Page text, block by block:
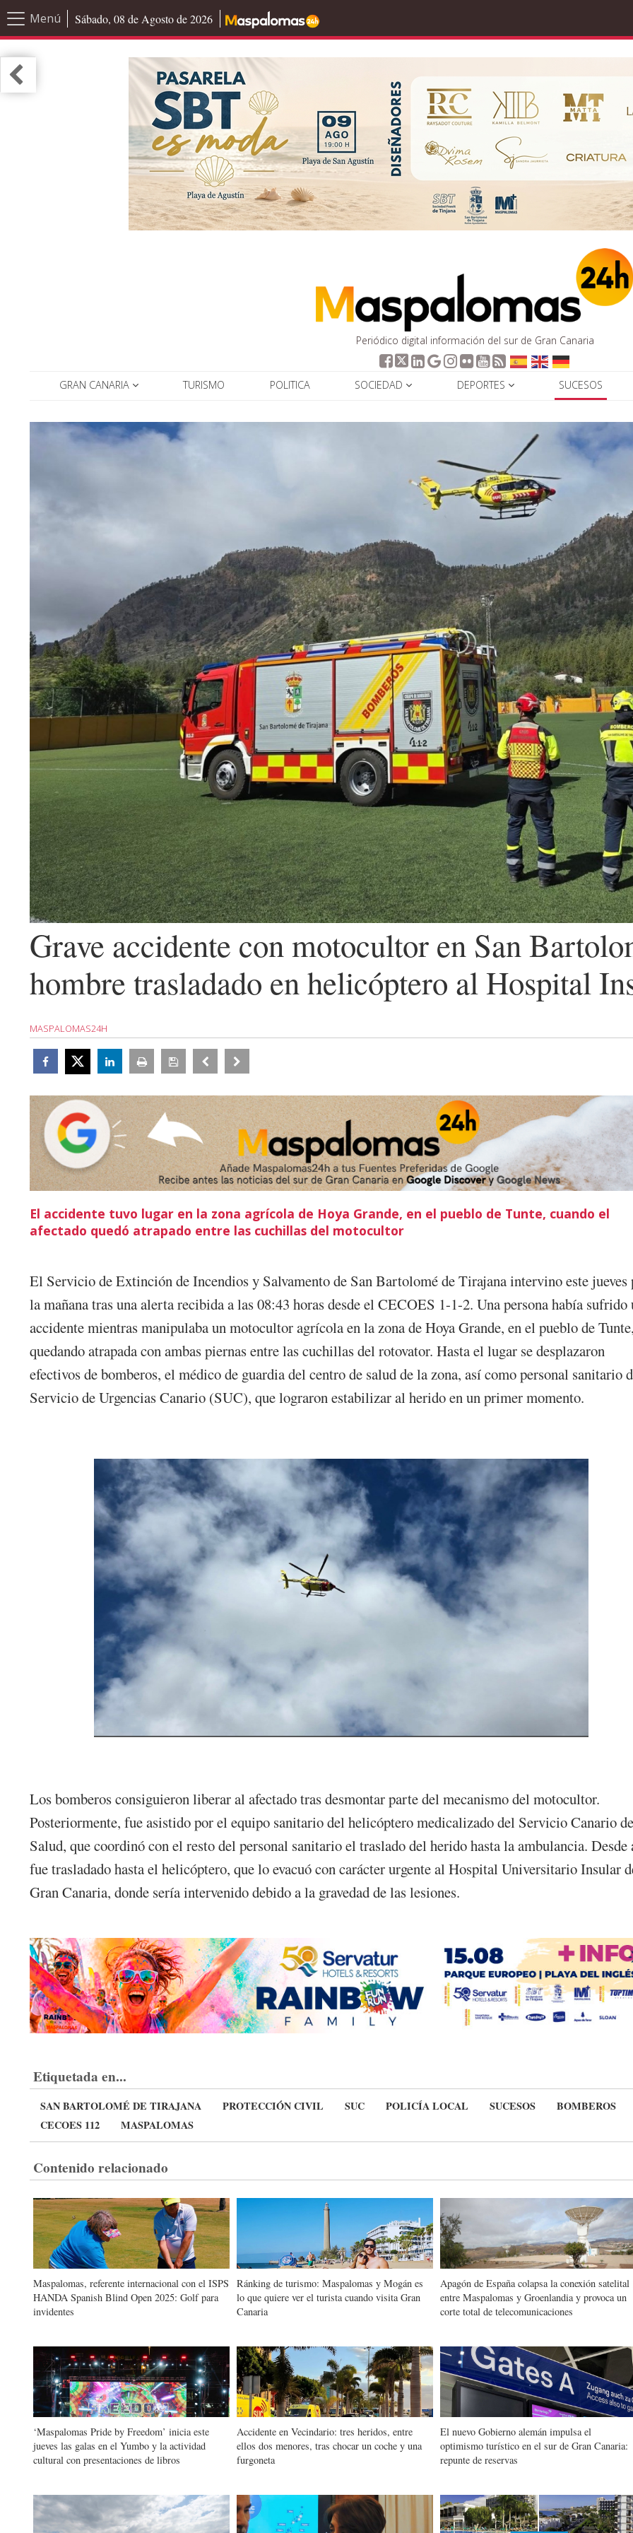
Menú Sábado, 08 de Agosto de 2026
Periódico digital información del sur de Gran Canaria
GRAN CANARIA TURISMO POLITICA SOCIEDAD DEPORTES SUCESOS
Grave accidente con motocultor en San
hombre trasladado en helicóptero al Hospital
MASPALOMAS24H
El accidente tuvo lugar en la zona agrícola de Hoya Grande, en el pueblo de Tunte, cuando el
afectado quedó atrapado entre las cuchillas del motocultor
El Servicio de Extinción de Incendios y Salvamento de San Bartolomé de Tirajana intervino este jueves
la mañana tras una alerta recibida a las 08:43 horas desde el CECOES 1-1-2. Una persona había sufrido
accidente mientras manipulaba un motocultor agrícola en la zona de Hoya Grande, en el pueblo de Tunte,
quedando atrapada con ambas piernas entre las cuchillas del rotovator. Hasta el lugar se desplazaron
efectivos de bomberos, el médico de guardia del centro de salud de la zona, así como personal sanitario
Servicio de Urgencias Canario (SUC), que lograron estabilizar al herido en un primer momento.
Los bomberos consiguieron liberar al afectado tras desmontar parte del mecanismo del motocultor.
Posteriormente, fue asistido por el equipo sanitario del helicóptero medicalizado del Servicio Canario de
Salud, que coordinó con el resto del personal sanitario el traslado del herido hasta la ambulancia.
fue trasladado hasta el helicóptero, que lo evacuó con carácter urgente al Hospital Universitario Insular
Gran Canaria, donde sería intervenido debido a la gravedad de las lesiones.
Etiquetada en...
SAN BARTOLOMÉ DE TIRAJANA PROTECCIÓN CIVIL SUC POLICÍA LOCAL SUCESOS
BOMBEROS
CECOES 112
MASPALOMAS
Contenido relacionado
Maspalomas, referente internacional con el ISPS
HANDA Spanish Blind Open 2025: Golf para
invidentes
Ránking de turismo: Maspalomas y Mogán es
lo que quiere ver el turista cuando visita Gran
Canaria
Apagón de España colapsa la conexión satelital
entre Maspalomas y Groenlandia y provoca un
corte total de telecomunicaciones
‘Maspalomas Pride by Freedom’ inicia este
jueves las galas en el Yumbo y la actividad
cultural con presentaciones de libros
Accidente en Vecindario: tres heridos, entre
ellos dos menores, tras chocar un coche y una
furgoneta
El nuevo Gobierno alemán impulsa el
optimismo turístico en el sur de Gran Canaria:
repunte de reservas